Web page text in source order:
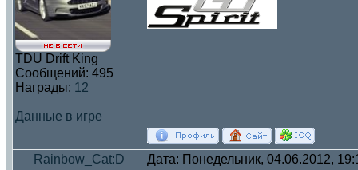
TDU Drift King
Сообщений: 495
Награды: 12
Данные в игре
Rainbow_Cat:D Дата: Понедельник, 04.06.2012,